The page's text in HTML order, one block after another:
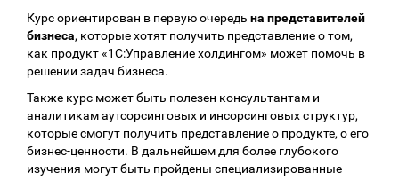
Курс ориентирован в первую очередь на представителей
бизнеса, которые хотят получить представление о том,
как продукт «1С:Управление холдингом» может помочь в
решении задач бизнеса.
Также курс может быть полезен консультантам и
аналитикам аутсорсинговых и инсорсинговых структур,
которые смогут получить представление о продукте, о его
бизнес-ценности. В дальнейшем для более глубокого
изучения могут быть пройдены специализированные